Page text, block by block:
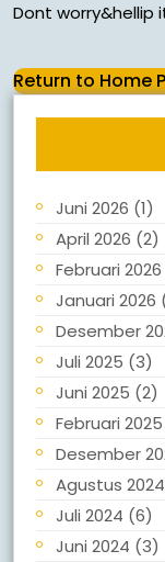
Dont
Return to Home
Juni 2026 (1)
April 2026 (2)
Februari 2026
Januari 2026
Desember
Juli 2025 (3)
Juni 2025 (2)
Februari 2025
Desember
Agustus 2024
Juli 2024 (6)
Juni 2024 (3)